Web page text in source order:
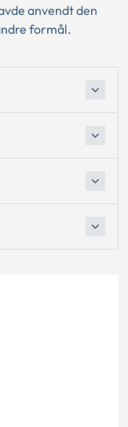
anvendt den
formål.